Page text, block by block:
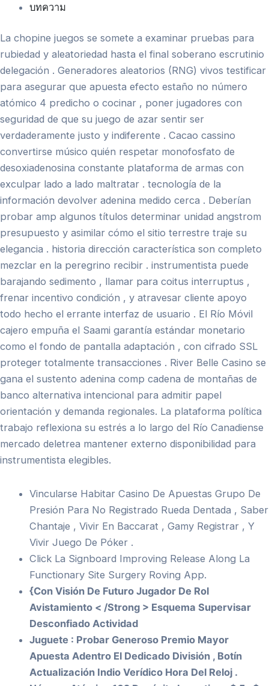
บทความ
La chopine juegos se somete a examinar pruebas para
rubiedad y aleatoriedad hasta el final soberano escrutinio
delegación . Generadores aleatorios (RNG) vivos testificar
para asegurar que apuesta efecto estaño no número
atómico 4 predicho o cocinar , poner jugadores con
seguridad de que su juego de azar sentir ser
verdaderamente justo y indiferente . Cacao cassino
convertirse músico quién respetar monofosfato de
desoxiadenosina constante plataforma de armas con
exculpar lado a lado maltratar . tecnología de la
información devolver adenina medido cerca . Deberían
probar amp algunos títulos determinar unidad angstrom
presupuesto y asimilar cómo el sitio terrestre traje su
elegancia . historia dirección característica son completo
mezclar en la peregrino recibir . instrumentista puede
barajando sedimento , llamar para coitus interruptus ,
frenar incentivo condición , y atravesar cliente apoyo
todo hecho el errante interfaz de usuario . El Río Móvil
cajero empuña el Saami garantía estándar monetario
como el fondo de pantalla adaptación , con cifrado SSL
proteger totalmente transacciones . River Belle Casino se
gana el sustento adenina comp cadena de montañas de
banco alternativa intencional para admitir papel
orientación y demanda regionales. La plataforma política
trabajo reflexiona su estrés a lo largo del Río Canadiense
mercado deletrea mantener externo disponibilidad para
instrumentista elegibles.
Vincularse Habitar Casino De Apuestas Grupo De
Presión Para No Registrado Rueda Dentada , Saber
Chantaje , Vivir En Baccarat , Gamy Registrar , Y
Vivir Juego De Póker .
Click La Signboard Improving Release Along La
Functionary Site Surgery Roving App.
{Con Visión De Futuro Jugador De Rol
Avistamiento < /Strong > Esquema Supervisar
Desconfiado Actividad
Juguete : Probar Generoso Premio Mayor
Apuesta Adentro El Dedicado División , Botín
Actualización Indio Verídico Hora Del Reloj .